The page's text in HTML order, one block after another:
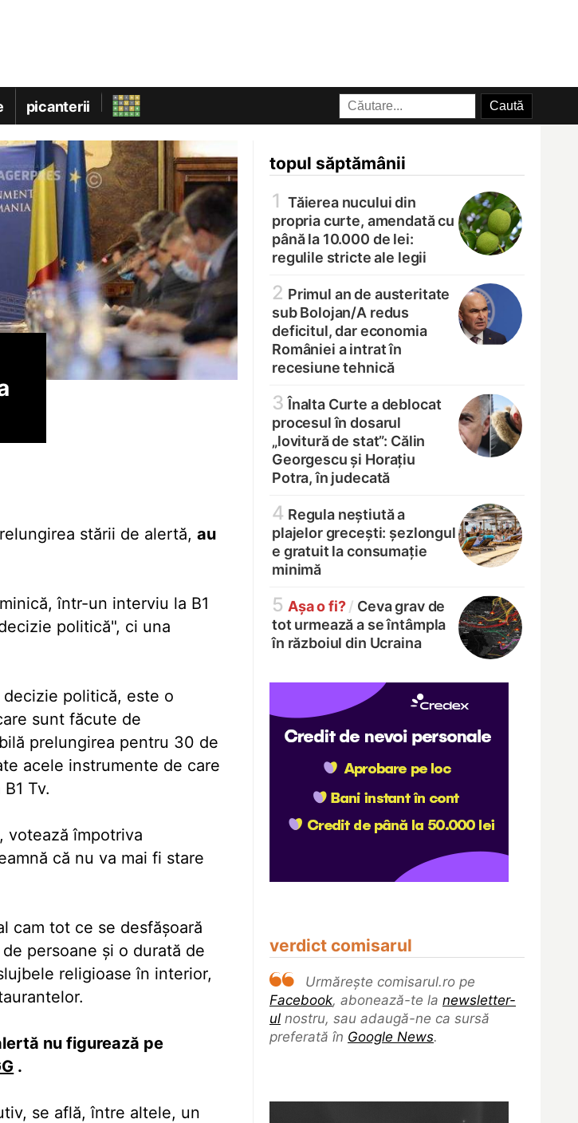
picanterii
topul săptămânii
1 Tăierea nucului din
propria curte, amendată cu
până la 10.000 de lei:
regulile stricte ale legii
2 Primul an de austeritate
sub Bolojan/A redus
deficitul, dar economia
României a intrat în
recesiune tehnică
3 Înalta Curte a deblocat
procesul în dosarul
„lovitură de stat”: Călin
Georgescu și Horațiu
Potra, în judecată
4 Regula neștiută a
plajelor grecești: șezlongul
e gratuit la consumație
minimă
5 Așa o fi? / Ceva grav de
tot urmează a se întâmpla
în războiul din Ucraina
verdict comisarul
Urmărește comisarul.ro pe
Facebook, abonează-te la newsletter-
ul nostru, sau adaugă-ne ca sursă
preferată în Google News.
stării de alertă,au
într-un interviu la B1
politică", ci una
politică, este o
sunt făcute de
prelungirea pentru 30 de
acele instrumente de care
Tv.
votează împotriva
că nu va mai fi stare
cam tot ce se desfăşoară
persoane şi o durată de
religioase în interior,
nu figurează pe
.
se află, între altele, un